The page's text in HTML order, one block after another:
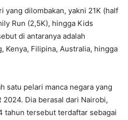
yang dilombakan, yakni 21K (half
Run (2,5K), hingga Kids
di antaranya adalah
Kenya, Filipina, Australia, hingga
satu pelari manca negara yang
2024. Dia berasal dari Nairobi,
tahun tersebut terdaftar sebagai